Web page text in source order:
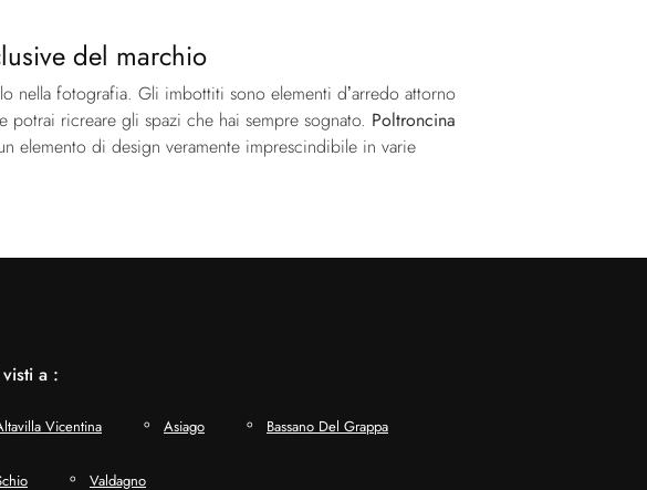
del marchio
nella fotografia. Gli imbottiti sono elementi d’arredo attorno
ricreare gli spazi che hai sempre sognato. Poltroncina
elemento di design veramente imprescindibile in varie
a :
Vicentina Asiago Bassano Del Grappa
Valdagno